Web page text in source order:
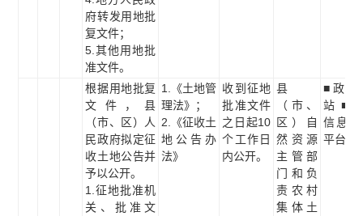
府转发用地批
复文件；
5.其他用地批
准文件。
根据用地批复
文件，县
（市、区）人
民政府拟定征
收土地公告并
予以公开。
1.征地批准机
关、批准文
1.《土地管
理法》；
2.《征收土
地公告办
法》
收到征地
批准文件
之日起10
个工作日
内公开。
县
（市、
区）自
然资源
主管部
门和负
责农村
集体土
■政府
站 ■征
信息
平台